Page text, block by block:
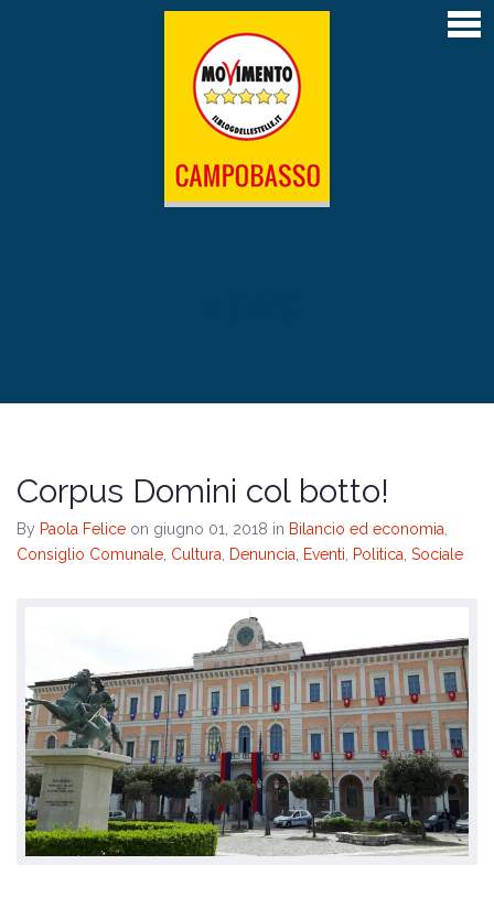
Il programma
Amministrative 2024
Corpus Domini col botto!
By Paola Felice on giugno 01, 2018 in Bilancio ed economia
Consiglio Comunale Cultura Denuncia Eventi Politica Sociale